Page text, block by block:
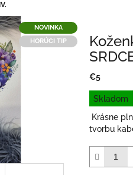
NOVINKA
HORÚCI TIP
€5
Jednotková
cena:
Skladom
Krásne
tvorbu